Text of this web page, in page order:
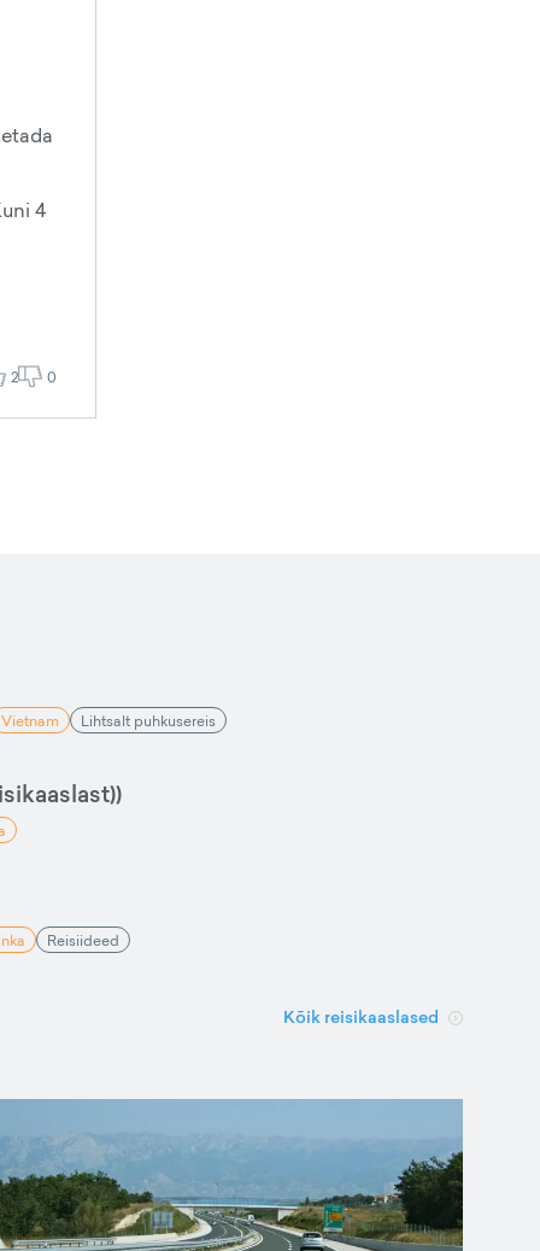
4
2 0
Vietnam Lihtsalt puhkusereis
Reisiideed
Kõik reisikaaslased